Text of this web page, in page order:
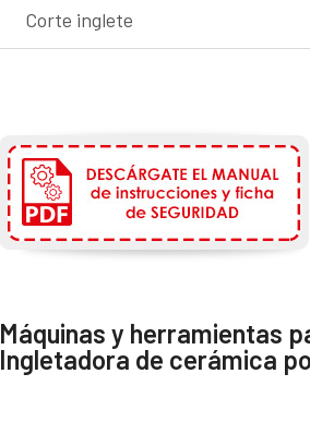
Corte inglete
Máquinas y herramientas
Ingletadora de cerámica